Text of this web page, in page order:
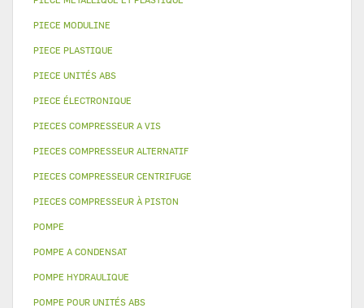
PIECE MODULINE
PIECE PLASTIQUE
PIECE UNITÉS ABS
PIECE ÉLECTRONIQUE
PIECES COMPRESSEUR A VIS
PIECES COMPRESSEUR ALTERNATIF
PIECES COMPRESSEUR CENTRIFUGE
PIECES COMPRESSEUR À PISTON
POMPE
POMPE A CONDENSAT
POMPE HYDRAULIQUE
POMPE POUR UNITÉS ABS